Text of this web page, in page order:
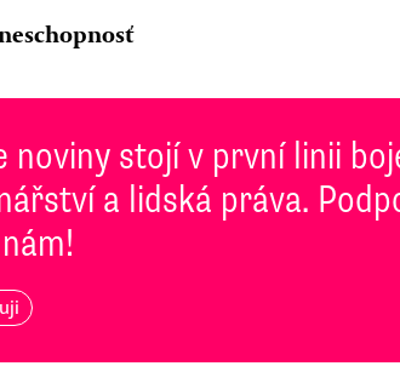
noviny stojí v první linii
a lidská práva.